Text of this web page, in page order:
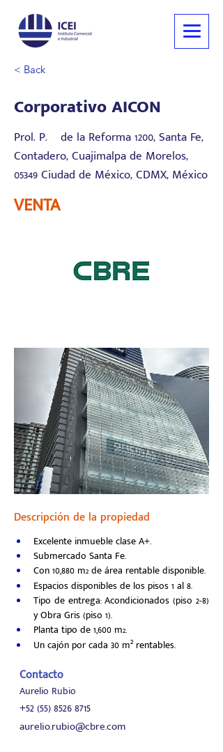
< Back
Corporativo AICON
Prol. P.º de la Reforma 1200, Santa Fe,
Contadero, Cuajimalpa de Morelos,
05349 Ciudad de México, CDMX, México
VENTA
Descripción de la propiedad
Excelente inmueble clase A+.
Submercado Santa Fe.
Con 10,880 m2 de área rentable disponible.
Espacios disponibles de los pisos 1 al 8.
Tipo de entrega: Acondicionados (piso 2-8)
y Obra Gris (piso 1).
Planta tipo de 1,600 m2.
Un cajón por cada 30 m² rentables.
Contacto
Aurelio Rubio
+52 (55) 8526 8715
aurelio.rubio@cbre.com